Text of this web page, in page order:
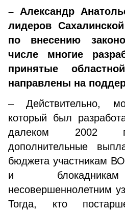
– Александр
лидеров
по внесению
числе многие
принятые
направлены на
– Действительно,
который был
далеком 2002
дополнительные
бюджета участникам
и блокадникам
несовершеннолетним
Тогда, кто